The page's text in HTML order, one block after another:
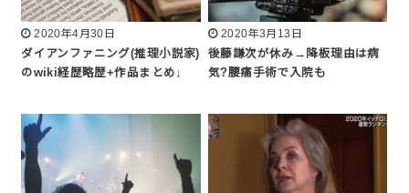
2020年4月30日
ダイアンファニング(推理小説家)
のwiki経歴略歴+作品まとめ↓
2020年3月13日
後藤謙次が休み→降板理由は病
気?腰痛手術で入院も